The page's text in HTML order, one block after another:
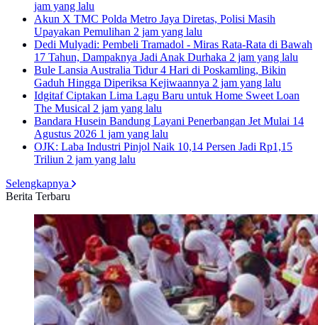
jam yang lalu
Akun X TMC Polda Metro Jaya Diretas, Polisi Masih
Upayakan Pemulihan 2 jam yang lalu
Dedi Mulyadi: Pembeli Tramadol - Miras Rata-Rata di Bawah
17 Tahun, Dampaknya Jadi Anak Durhaka 2 jam yang lalu
Bule Lansia Australia Tidur 4 Hari di Poskamling, Bikin
Gaduh Hingga Diperiksa Kejiwaannya 2 jam yang lalu
Idgitaf Ciptakan Lima Lagu Baru untuk Home Sweet Loan
The Musical 2 jam yang lalu
Bandara Husein Bandung Layani Penerbangan Jet Mulai 14
Agustus 2026 1 jam yang lalu
OJK: Laba Industri Pinjol Naik 10,14 Persen Jadi Rp1,15
Triliun 2 jam yang lalu
Selengkapnya
Berita Terbaru